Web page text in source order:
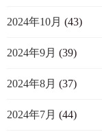
2024年10月 (43)
2024年9月 (39)
2024年8月 (37)
2024年7月 (44)